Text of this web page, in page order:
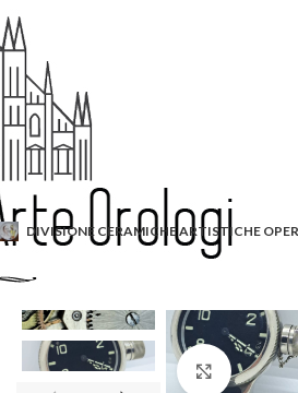
DIVISIONE CERAMICHE ARTISTICHE
Click to